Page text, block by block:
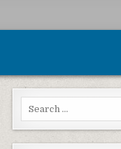
Search for: